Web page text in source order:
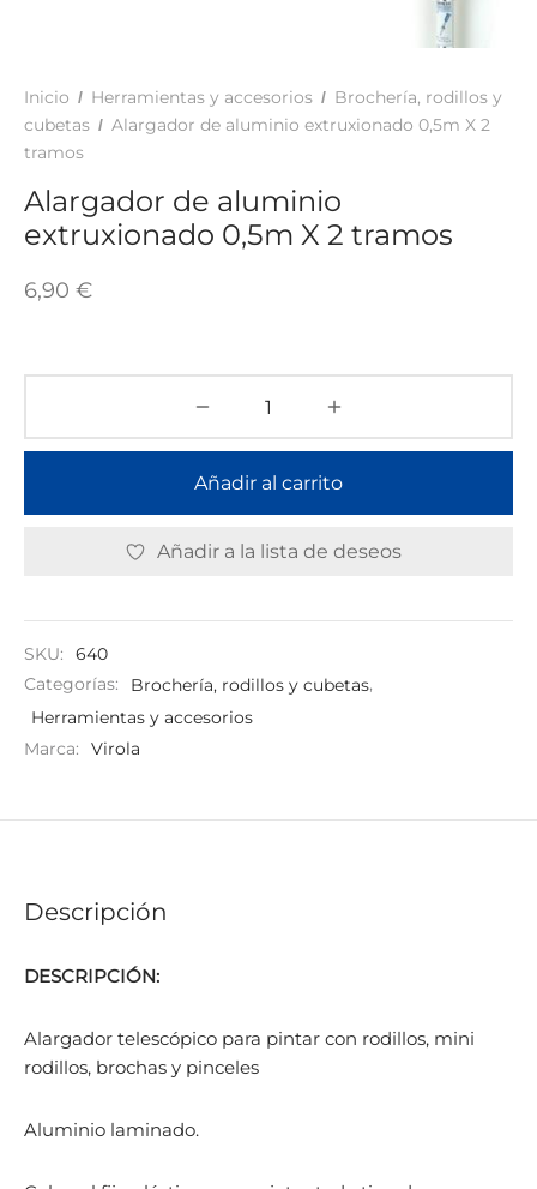
Inicio / Herramientas y accesorios / Brochería, rodillos y
cubetas / Alargador de aluminio extruxionado 0,5m X 2
tramos
Alargador de aluminio
extruxionado 0,5m X 2 tramos
6,90 €
Añadir al carrito
Añadir a la lista de deseos
SKU:
640
Categorías:
Brochería, rodillos y cubetas,
Herramientas y accesorios
Marca:
Virola
Descripción
DESCRIPCIÓN:
Alargador telescópico para pintar con rodillos, mini
rodillos, brochas y pinceles
Aluminio laminado.
TINTES Y MANUALIDADES